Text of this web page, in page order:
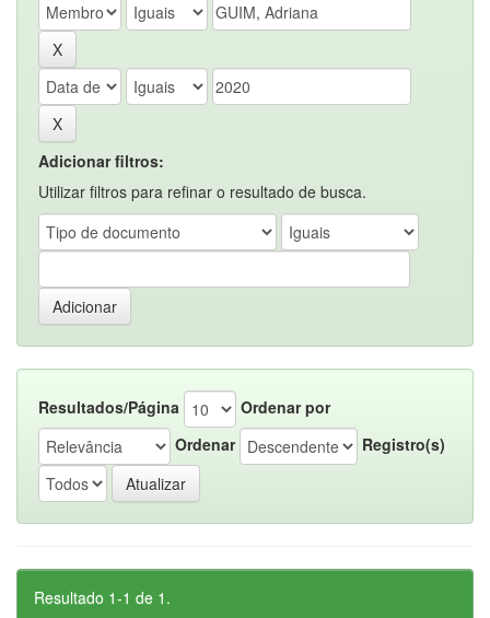
Adicionar filtros:
Utilizar filtros para refinar o resultado de busca.
Resultados/Página
Ordenar por
Ordenar
Registro(s)
Resultado 1-1 de 1.